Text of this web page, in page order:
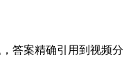
答案精确引用到视频分